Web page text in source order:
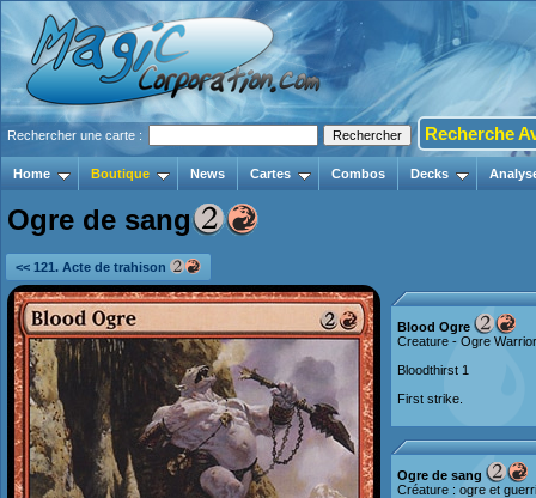
Rechercher une carte : Recherche
Home Boutique News Cartes Combos Decks
Ogre de sang
<< 121. Acte de trahison
Blood Ogre
Creature - Ogre Warrior
Bloodthirst 1
First strike.
Ogre de sang
Créature : ogre et